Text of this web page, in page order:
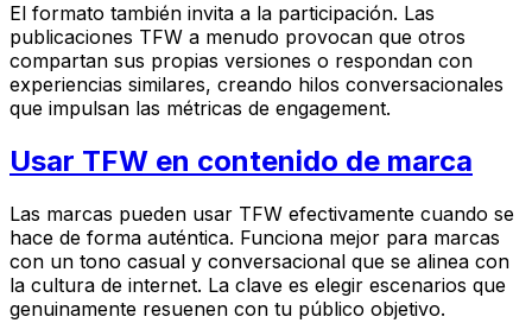
El formato también invita a la participación. Las
publicaciones TFW a menudo provocan que otros
compartan sus propias versiones o respondan con
experiencias similares, creando hilos conversacionales
que impulsan las métricas de engagement.
Usar TFW en contenido de marca
Las marcas pueden usar TFW efectivamente cuando se
hace de forma auténtica. Funciona mejor para marcas
con un tono casual y conversacional que se alinea con
la cultura de internet. La clave es elegir escenarios que
genuinamente resuenen con tu público objetivo.